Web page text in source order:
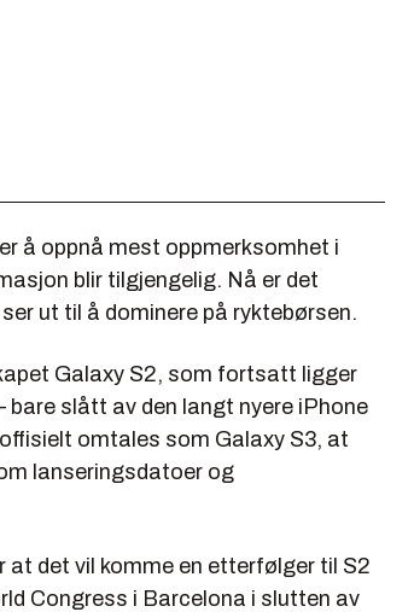
å oppnå mest oppmerksomhet i
blir tilgjengelig. Nå er det
ut til å dominere på ryktebørsen.
Galaxy S2, som fortsatt ligger
slått av den langt nyere iPhone
omtales som Galaxy S3, at
lanseringsdatoer og
at det vil komme en etterfølger til S2
Congress i Barcelona i slutten av